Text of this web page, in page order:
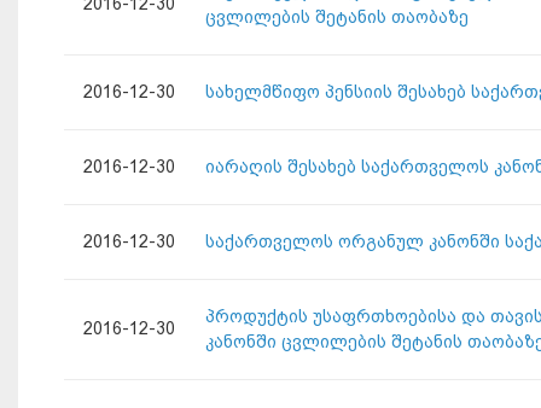
ცვლილების შეტანის თაობაზე
2016-12-30 სახელმწიფო პენსიის შესახებ
2016-12-30 იარაღის შესახებ საქართველოს
2016-12-30 საქართველოს ორგანულ კანონში
2016-12-30
პროდუქტის უსაფრთხოებისა და
კანონში ცვლილების შეტანის